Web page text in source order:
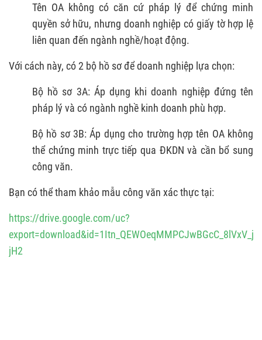
Tên OA không có căn cứ pháp lý để chứng minh
quyền sở hữu, nhưng doanh nghiệp có giấy tờ hợp lệ
liên quan đến ngành nghề/hoạt động.
Với cách này, có 2 bộ hồ sơ để doanh nghiệp lựa chọn:
Bộ hồ sơ 3A: Áp dụng khi doanh nghiệp đứng tên
pháp lý và có ngành nghề kinh doanh phù hợp.
Bộ hồ sơ 3B: Áp dụng cho trường hợp tên OA không
thể chứng minh trực tiếp qua ĐKDN và cần bổ sung
công văn.
Bạn có thể tham khảo mẫu công văn xác thực tại:
https://drive.google.com/uc?
export=download&id=1Itn_QEWOeqMMPCJwBGcC_8lVxV_j-
jH2